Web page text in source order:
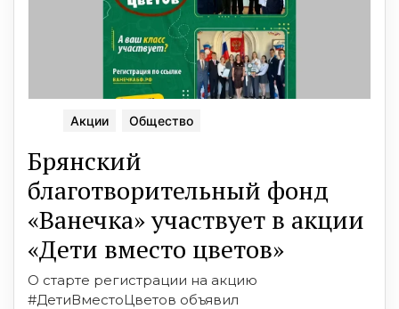
Акции Общество
Брянский
благотворительный фонд
«Ванечка» участвует в акции
«Дети вместо цветов»
О старте регистрации на акцию
#ДетиВместоЦветов объявил